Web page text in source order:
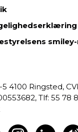
5 4100 Ringsted,
55 78